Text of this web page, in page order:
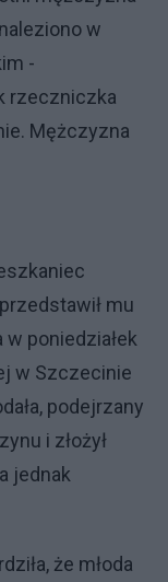
w
-
rzeczniczka
Mężczyzna
mu
poniedziałek
w Szczecinie
podejrzany
i złożył
jednak
że młoda